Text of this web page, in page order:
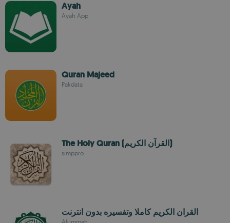
Ayah
Ayah App
Quran Majeed
Pakdata
The Holy Quran (القرآن الكريم)
simppro
القران الكريم كاملا وتفسيره بدون انترنت